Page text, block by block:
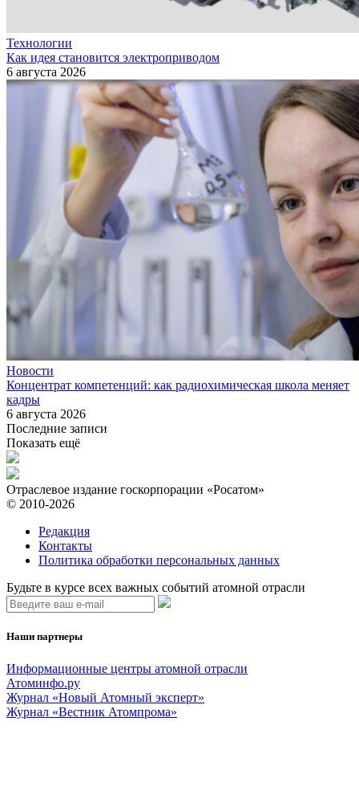
Технологии
Как идея становится электроприводом
6 августа 2026
Новости
Концентрат компетенций: как радиохимическая школа меняет
кадры
6 августа 2026
Последние записи
Показать ещё
Отраслевое издание госкорпорации «Росатом»
© 2010-2026
Редакция
Контакты
Политика обработки персональных данных
Будьте в курсе всех важных событий атомной отрасли
Наши партнеры
Информационные центры атомной отрасли
Атоминфо.ру
Журнал «Новый Атомный эксперт»
Журнал «Вестник Атомпрома»